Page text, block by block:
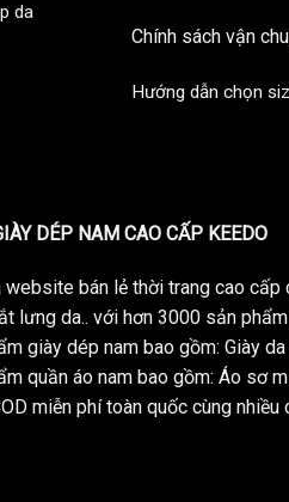
da
Chính sách vận
Hướng dẫn chọn
DÉP NAM CAO CẤP KEEDO
website bán lẻ thời trang cao cấp
lưng da.. với hơn 3000 sản
giày dép nam bao gồm: Giày
quần áo nam bao gồm: Áo sơ
miễn phí toàn quốc cùng